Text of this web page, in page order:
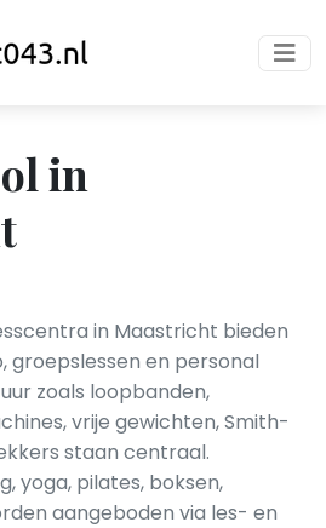
in
in Maastricht bieden
groepslessen en personal
zoals loopbanden,
vrije gewichten, Smith-
staan centraal.
yoga, pilates, boksen,
aangeboden via les- en